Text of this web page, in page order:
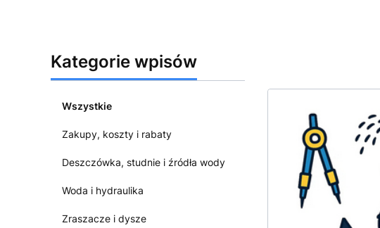
Kategorie wpisów
Wszystkie
Zakupy, koszty i rabaty
Deszczówka, studnie i źródła wody
Woda i hydraulika
Zraszacze i dysze